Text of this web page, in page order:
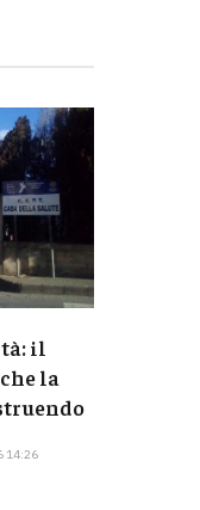
il
la
14:26